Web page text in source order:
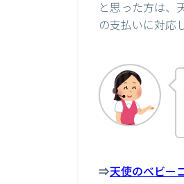
と思った方は、
の支払いに対応
⇒天使のベビー